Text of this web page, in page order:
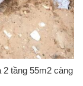
tầng 55m2 càng